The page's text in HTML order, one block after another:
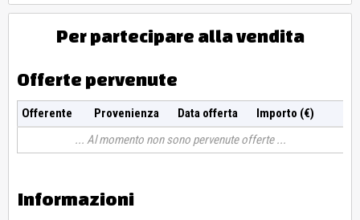
Per partecipare alla vendita
Offerte pervenute
Offerente Provenienza Data offerta
Importo (€)
Al momento non sono pervenute offerte
Informazioni